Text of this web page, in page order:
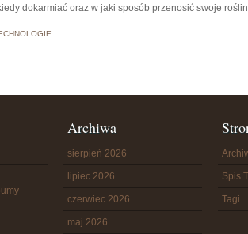
dokarmiać oraz w jaki sposób przenosić swoje
Archiwa
sierpień 2026
lipiec 2026
czerwiec 2026
maj 2026
Spis
Tagi